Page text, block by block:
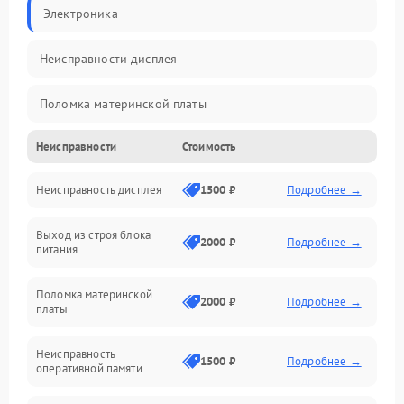
Электроника
Неисправности дисплея
Поломка материнской платы
Неисправность системы охлаждения
Неисправность BIOS
Повреждение корпуса
Повреждение разъёмов (USB, HDMI и др.)
Неисправности Стоимость
Неисправность дисплея 1500 ₽ Подробнее →
Выход из строя блока
питания
2000 ₽ Подробнее →
Поломка материнской
платы
2000 ₽ Подробнее →
Неисправность
оперативной памяти
1500 ₽ Подробнее →